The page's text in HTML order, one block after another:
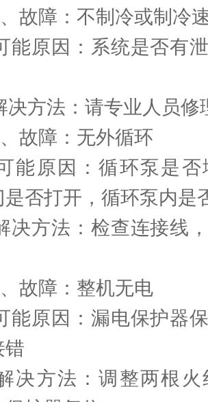
故障：不制冷或制冷
原因：系统是否有
方法：请专业人员修
故障：无外循环
原因：循环泵是否
是否打开，循环泵内是
方法：检查连接线
故障：整机无电
原因：漏电保护器
错
方法：调整两根火